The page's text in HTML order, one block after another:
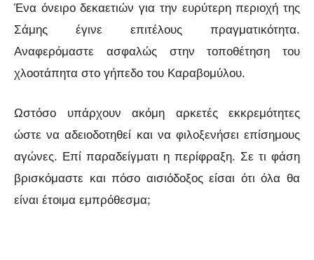
Ένα όνειρο δεκαετιών για την ευρύτερη περιοχή της
Σάμης έγινε επιτέλους πραγματικότητα.
Αναφερόμαστε ασφαλώς στην τοποθέτηση του
χλοοτάπητα στο γήπεδο του Καραβομύλου.
Ωστόσο υπάρχουν ακόμη αρκετές εκκρεμότητες
ώστε να αδειοδοτηθεί και να φιλοξενήσει επίσημους
αγώνες. Επί παραδείγματι η περίφραξη. Σε τι φάση
βρισκόμαστε και πόσο αισιόδοξος είσαι ότι όλα θα
είναι έτοιμα εμπρόθεσμα;